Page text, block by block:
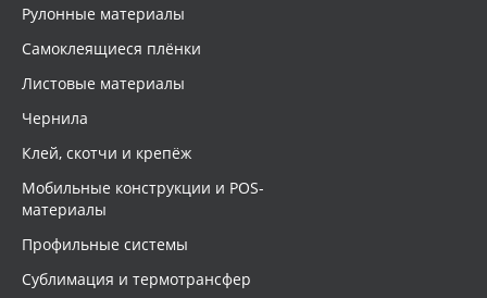
Рулонные материалы
Самоклеящиеся плёнки
Листовые материалы
Чернила
Клей, скотчи и крепёж
Мобильные конструкции и POS-
материалы
Профильные системы
Сублимация и термотрансфер